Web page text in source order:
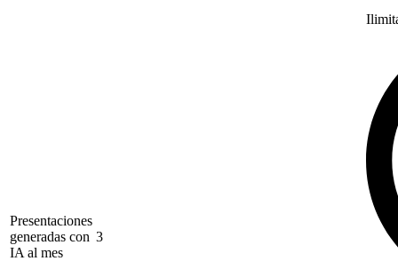
Presentaciones
generadas con
IA al mes
3